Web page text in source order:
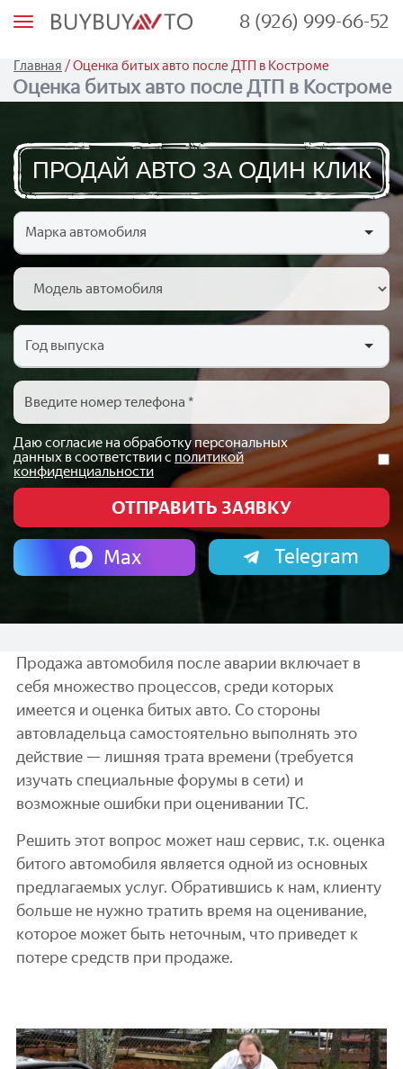
М
ю
8 (926) 999-66-52
Главная /Оценка битых авто после ДТП в Костроме
Оценка битых авто после ДТП в Костроме
ПРОДАЙ АВТО ЗА ОДИН КЛИК
Даю согласие на обработку персональных
данных в соответствии с политикой
конфиденциальности
Max Telegram
Продажа автомобиля после аварии включает в
себя множество процессов, среди которых
имеется и оценка битых авто. Со стороны
автовладельца самостоятельно выполнять это
действие — лишняя трата времени (требуется
изучать специальные форумы в сети) и
возможные ошибки при оценивании ТС.
Решить этот вопрос может наш сервис, т.к. оценка
битого автомобиля является одной из основных
предлагаемых услуг. Обратившись к нам, клиенту
больше не нужно тратить время на оценивание,
которое может быть неточным, что приведет к
потере средств при продаже.